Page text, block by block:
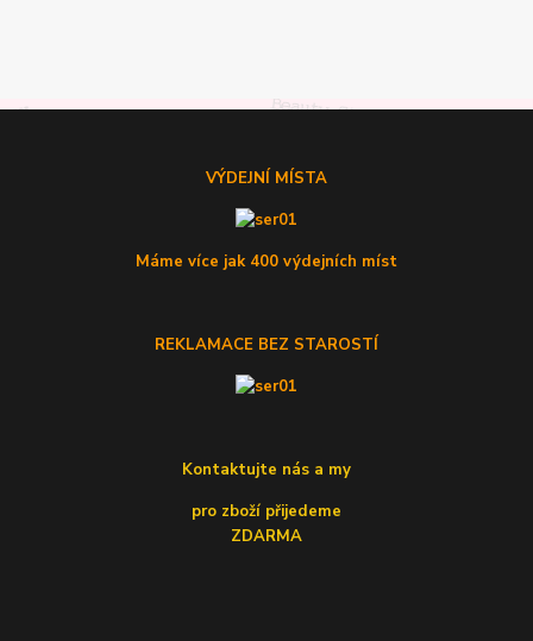
VÝDEJNÍ MÍSTA
Máme více jak 400 výdejních míst
REKLAMACE BEZ STAROSTÍ
Kontaktujte nás a my
pro zboží přijedeme
ZDARMA